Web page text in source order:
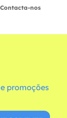
Contacta-nos
promoções